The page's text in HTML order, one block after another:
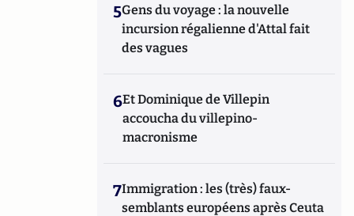
5Gens du voyage : la nouvelle
incursion régalienne d'Attal fait
des vagues
6Et Dominique de Villepin
accoucha du villepino-
macronisme
7Immigration : les (très) faux-
semblants européens après Ceuta